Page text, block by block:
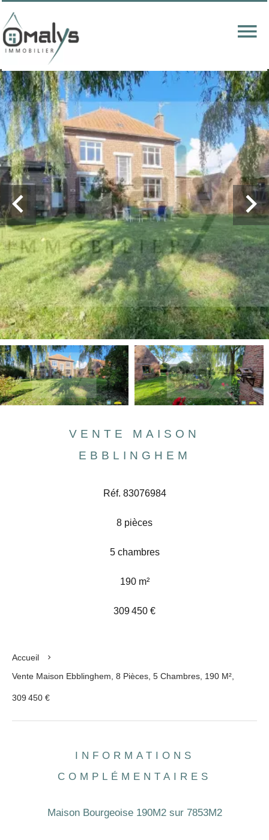
VENTE MAISON
EBBLINGHEM
Réf. 83076984
8 pièces
5 chambres
190 m²
309 450 €
Accueil
Vente Maison Ebblinghem, 8 Pièces, 5 Chambres, 190 M²,
309 450 €
INFORMATIONS
COMPLÉMENTAIRES
Maison Bourgeoise 190M2 sur 7853M2